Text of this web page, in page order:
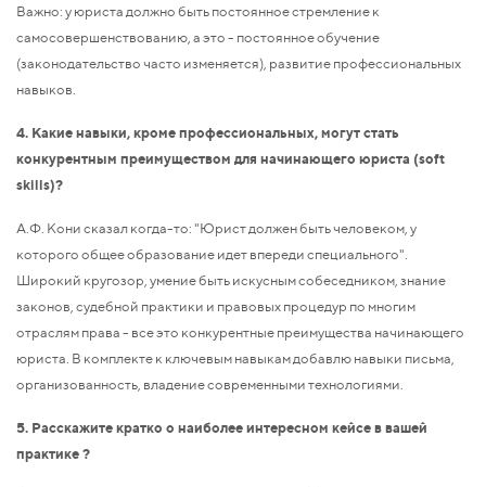
Важно: у юриста должно быть постоянное стремление к
самосовершенствованию, а это - постоянное обучение
(законодательство часто изменяется), развитие профессиональных
навыков.
4. Какие навыки, кроме профессиональных, могут стать
конкурентным преимуществом для начинающего юриста (soft
skills)?
А.Ф. Кони сказал когда-то: "Юрист должен быть человеком, у
которого общее образование идет впереди специального".
Широкий кругозор, умение быть искусным собеседником, знание
законов, судебной практики и правовых процедур по многим
отраслям права - все это конкурентные преимущества начинающего
юриста. В комплекте к ключевым навыкам добавлю навыки письма,
организованность, владение современными технологиями.
5. Расскажите кратко о наиболее интересном кейсе в вашей
практике ?